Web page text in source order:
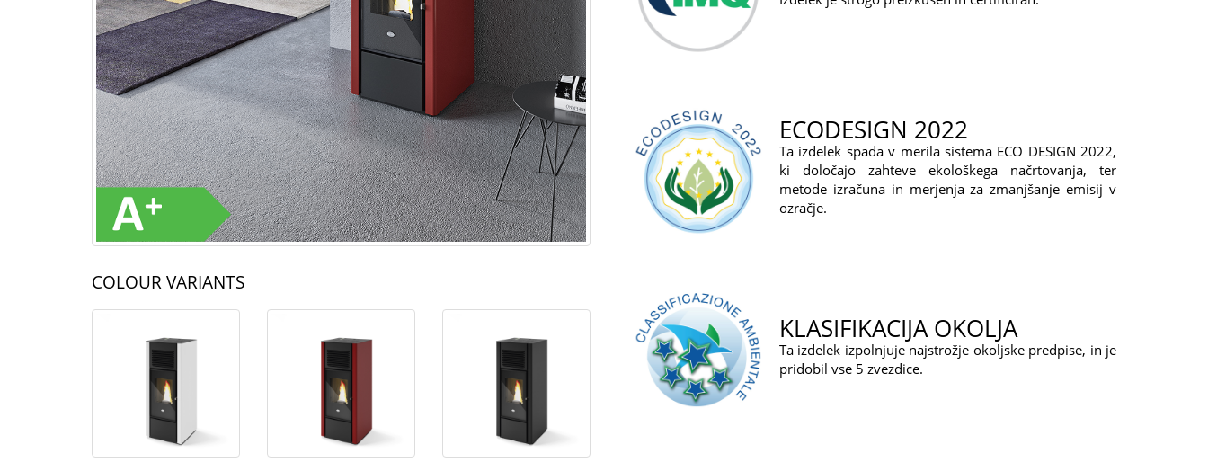
COLOUR VARIANTS
ECODESIGN 2022
Ta izdelek spada v merila sistema ECO DESIGN 2022,
ki določajo zahteve ekološkega načrtovanja, ter
metode izračuna in merjenja za zmanjšanje emisij v
ozračje.
KLASIFIKACIJA OKOLJA
Ta izdelek izpolnjuje najstrožje okoljske predpise, in je
pridobil vse 5 zvezdice.